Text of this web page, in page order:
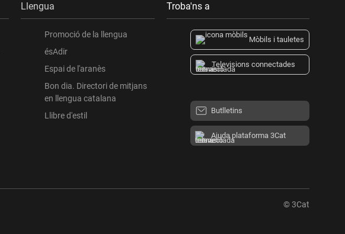
Llengua
Promoció de la llengua
ésAdir
Espai de l'aranès
Bon dia. Directori de mitjans
en llengua catalana
Llibre d'estil
Troba'ns a
Mòbils i tauletes
Televisions connectades
Butlletins
Ajuda plataforma 3Cat
© 3Cat